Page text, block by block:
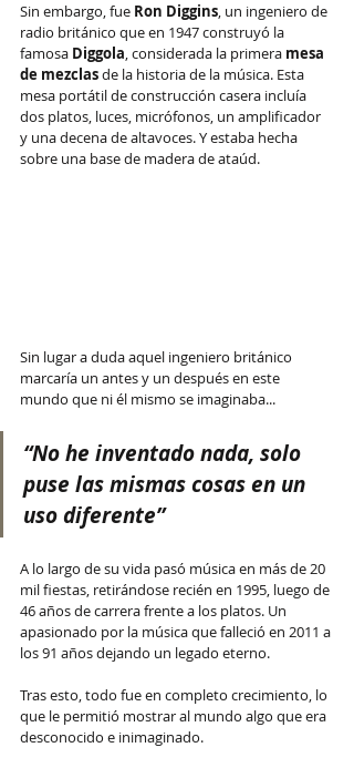
Sin embargo, fue Ron Diggins, un ingeniero de
radio británico que en 1947 construyó la
famosa Diggola, considerada la primera mesa
de mezclas de la historia de la música. Esta
mesa portátil de construcción casera incluía
dos platos, luces, micrófonos, un amplificador
y una decena de altavoces. Y estaba hecha
sobre una base de madera de ataúd.
Sin lugar a duda aquel ingeniero británico
marcaría un antes y un después en este
mundo que ni él mismo se imaginaba...
“No he inventado nada, solo
puse las mismas cosas en un
uso diferente”
A lo largo de su vida pasó música en más de 20
mil fiestas, retirándose recién en 1995, luego de
46 años de carrera frente a los platos. Un
apasionado por la música que falleció en 2011 a
los 91 años dejando un legado eterno.
Tras esto, todo fue en completo crecimiento, lo
que le permitió mostrar al mundo algo que era
desconocido e inimaginado.